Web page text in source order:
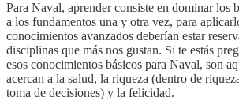
Para Naval, aprender consiste en dominar los
a los fundamentos una y otra vez, para
conocimientos avanzados deberían estar
disciplinas que más nos gustan. Si te estás
esos conocimientos básicos para Naval, son
acercan a la salud, la riqueza (dentro de
toma de decisiones) y la felicidad.